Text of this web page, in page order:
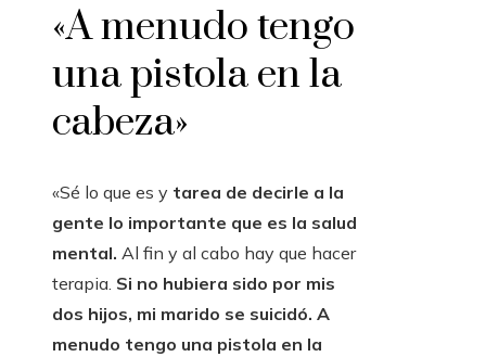
«A menudo tengo
una pistola en la
cabeza»
«Sé lo que es y tarea de decirle a la
gente lo importante que es la salud
mental. Al fin y al cabo hay que hacer
terapia. Si no hubiera sido por mis
dos hijos, mi marido se suicidó. A
menudo tengo una pistola en la